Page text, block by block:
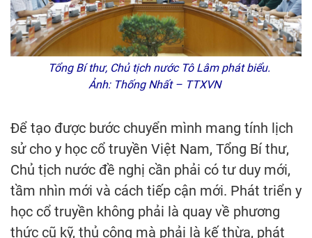
Tổng Bí thư, Chủ tịch nước Tô Lâm phát biểu.
Ảnh: Thống Nhất – TTXVN
Để tạo được bước chuyển mình mang tính lịch
sử cho y học cổ truyền Việt Nam, Tổng Bí thư,
Chủ tịch nước đề nghị cần phải có tư duy mới,
tầm nhìn mới và cách tiếp cận mới. Phát triển y
học cổ truyền không phải là quay về phương
thức cũ kỹ, thủ công mà phải là kế thừa, phát